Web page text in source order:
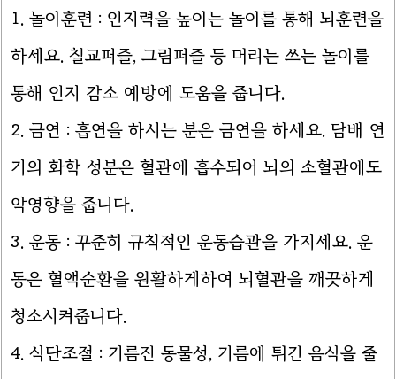
1. 놀이훈련 : 인지력을 높이는 놀이를 통해 뇌훈련을
하세요. 칠교퍼즐, 그림퍼즐 등 머리는 쓰는 놀이를
통해 인지 감소 예방에 도움을 줍니다.
2. 금연 : 흡연을 하시는 분은 금연을 하세요. 담배 연
기의 화학 성분은 혈관에 흡수되어 뇌의 소혈관에도
악영향을 줍니다.
3. 운동 : 꾸준히 규칙적인 운동습관을 가지세요. 운
동은 혈액순환을 원활하게하여 뇌혈관을 깨끗하게
청소시켜줍니다.
4. 식단조절 : 기름진 동물성, 기름에 튀긴 음식을 줄